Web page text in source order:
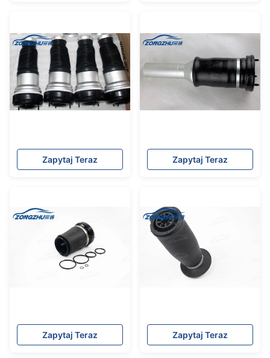
Zapytaj Teraz Zapytaj Teraz
Zapytaj Teraz Zapytaj Teraz